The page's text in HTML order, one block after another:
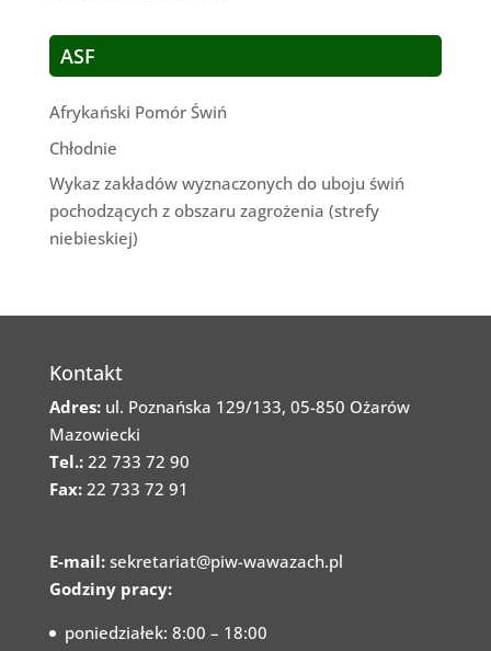
ASF
Afrykański Pomór Świń
Chłodnie
Wykaz zakładów wyznaczonych do uboju świń
pochodzących z obszaru zagrożenia (strefy
niebieskiej)
Kontakt
Adres:ul. Poznańska 129/133, 05-850 Ożarów
Mazowiecki
Tel.:22 733 72 90
Fax:22 733 72 91
E-mail: sekretariat@piw-wawazach.pl
Godziny pracy:
poniedziałek: 8:00 – 18:00